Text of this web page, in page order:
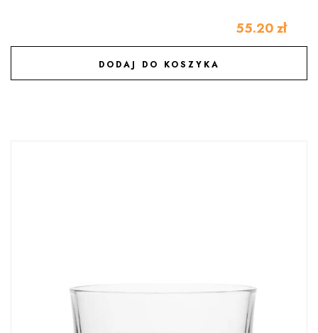
55.20 zł
DODAJ DO KOSZYKA
DODAJ DO ULUBIONYCH